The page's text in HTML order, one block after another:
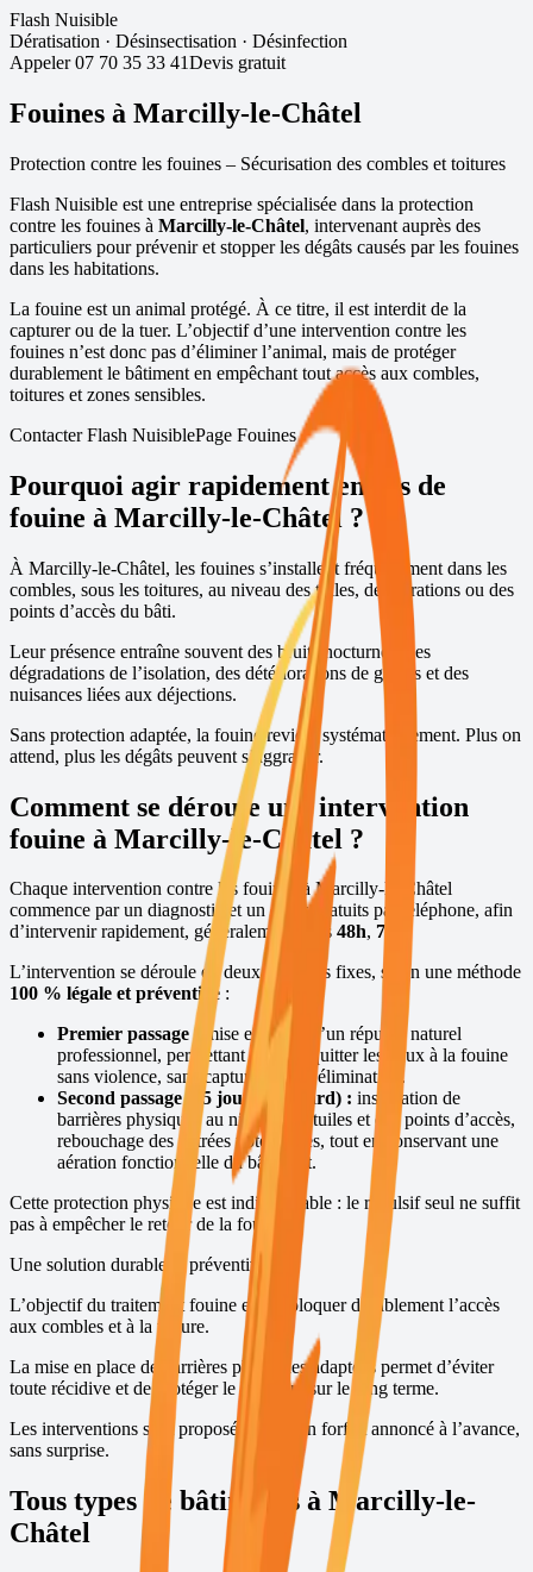
Flash Nuisible
Dératisation · Désinsectisation · Désinfection
Appeler 07 70 35 33 41Devis gratuit
Fouines à Marcilly-le-Châtel
Protection contre les fouines – Sécurisation des combles et toitures
Flash Nuisible est une entreprise spécialisée dans la protection
contre les fouines à Marcilly-le-Châtel, intervenant auprès des
particuliers pour prévenir et stopper les dégâts causés par les fouines
dans les habitations.
La fouine est un animal protégé. À ce titre, il est interdit de la
capturer ou de la tuer. L’objectif d’une intervention contre les
fouines n’est donc pas d’éliminer l’animal, mais de protéger
durablement le bâtiment en empêchant tout accès aux combles,
toitures et zones sensibles.
Contacter Flash NuisiblePage Fouines
Pourquoi agir rapidement en cas de
fouine à Marcilly-le-Châtel ?
À Marcilly-le-Châtel, les fouines s’installent fréquemment dans les
combles, sous les toitures, au niveau des tuiles, des aérations ou des
points d’accès du bâti.
Leur présence entraîne souvent des bruits nocturnes, des
dégradations de l’isolation, des détériorations de gaines et des
nuisances liées aux déjections.
Sans protection adaptée, la fouine revient systématiquement. Plus on
attend, plus les dégâts peuvent s’aggraver.
Comment se déroule une intervention
fouine à Marcilly-le-Châtel ?
Chaque intervention contre les fouines àMarcilly-le-Châtel
commence par un diagnostic et un devis gratuits par téléphone, afin
d’intervenir rapidement, généralement sous 48h, 7j/7
L’intervention se déroule en deux passages fixes, selon une méthode
100 % légale et préventive :
Premier passage :
mise en place d’un répulsif naturel
professionnel, permettant de faire quitter les lieux à la fouine
sans violence, sans capture et sans élimination.
Second passage (15 jours plus tard) : installation de
barrières physiques au niveau des tuiles et des points d’accès,
rebouchage des entrées potentielles, tout en conservant une
aération fonctionnelle du bâtiment.
Cette protection physique est indispensable : le répulsif seul ne suffit
pas à empêcher le retour de la fouine.
Une solution durable et préventive
L’objectif du traitement fouine est de bloquer durablement l’accès
aux combles et à la toiture.
La mise en place de barrières physiques adaptées permet d’éviter
toute récidive et de protéger le bâtiment sur le long terme.
Les interventions sont proposées avec un forfait annoncé à l’avance,
sans surprise.
Tous types de bâtiments à Marcilly-le-
Châtel